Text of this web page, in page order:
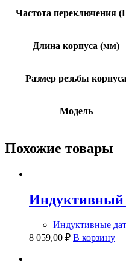
Частота переключения
Длина корпуса (мм)
Размер резьбы корпуса
Модель
Похожие товары
Индуктивный
Индуктивные
8 059,00 ₽ В корзину